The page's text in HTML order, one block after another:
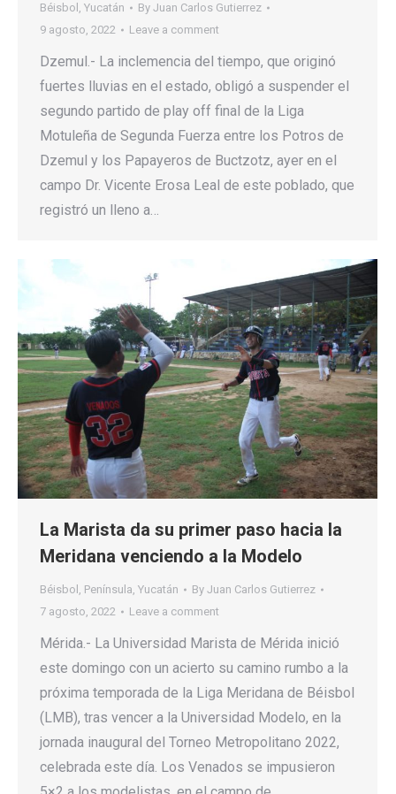
Béisbol , Yucatán By Juan Carlos Gutierrez
9 agosto, 2022
Leave a comment
Dzemul.- La inclemencia del tiempo, que originó
fuertes lluvias en el estado, obligó a suspender el
segundo partido de play off final de la Liga
Motuleña de Segunda Fuerza entre los Potros de
Dzemul y los Papayeros de Buctzotz, ayer en el
campo Dr. Vicente Erosa Leal de este poblado, que
registró un lleno a…
La Marista da su primer paso hacia la
Meridana venciendo a la Modelo
Béisbol , Península, Yucatán By Juan Carlos Gutierrez
7 agosto, 2022
Leave a comment
Mérida.- La Universidad Marista de Mérida inició
este domingo con un acierto su camino rumbo a la
próxima temporada de la Liga Meridana de Béisbol
(LMB), tras vencer a la Universidad Modelo, en la
jornada inaugural del Torneo Metropolitano 2022,
celebrada este día. Los Venados se impusieron